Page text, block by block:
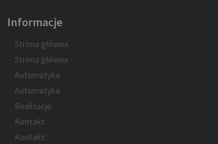
Informacje
Strona główna
Strona główna
Automatyka
Automatyka
Realizacje
Kontakt
Kontakt